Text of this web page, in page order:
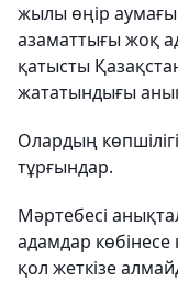
жылы өңір
азаматтығы жоқ
қатысты
жататындығы
Олардың
тұрғындар.
Мәртебесі
адамдар көбінесе
қол жеткізе